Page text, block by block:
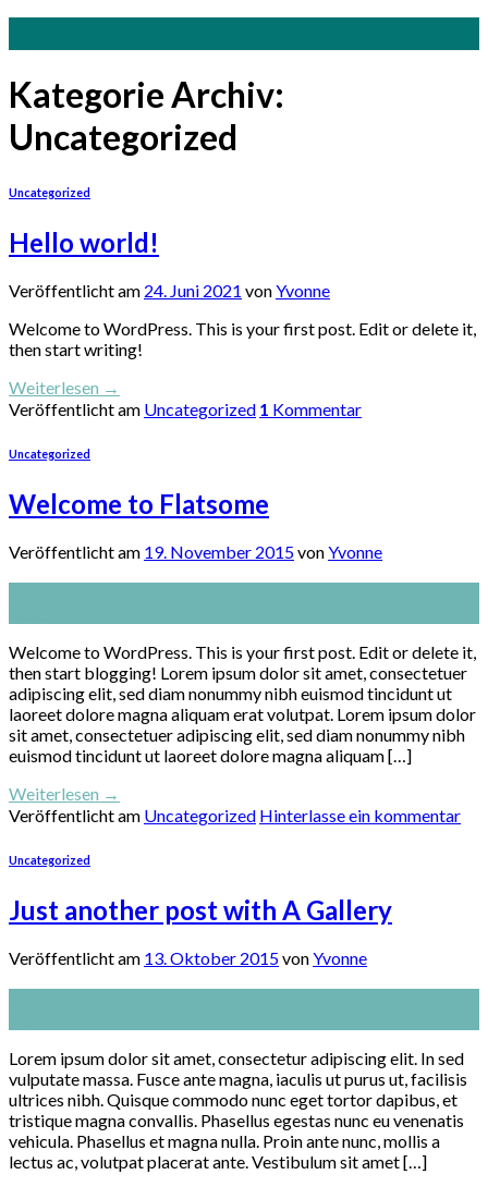
to
Kategorie Archiv:
Uncategorized
Uncategorized
Hello world!
Veröffentlicht am 24. Juni 2021 vonYvonne
Welcome to WordPress. This is your first post. Edit or delete it,
then start writing!
Weiterlesen →
Veröffentlicht am Uncategorized 1 Kommentar
Uncategorized
Welcome to Flatsome
Veröffentlicht am 19. November 2015vonYvonne
Welcome to WordPress. This is your first post. Edit or delete it,
then start blogging! Lorem ipsum dolor sit amet, consectetuer
adipiscing elit, sed diam nonummy nibh euismod tincidunt ut
laoreet dolore magna aliquam erat volutpat. Lorem ipsum dolor
sit amet, consectetuer adipiscing elit, sed diam nonummy nibh
euismod tincidunt ut laoreet dolore magna aliquam […]
Weiterlesen →
Veröffentlicht am Uncategorized Hinterlasse ein kommentar
Uncategorized
Just another post with A Gallery
Veröffentlicht am 13. Oktober 2015vonYvonne
Lorem ipsum dolor sit amet, consectetur adipiscing elit. In sed
vulputate massa. Fusce ante magna, iaculis ut purus ut, facilisis
ultrices nibh. Quisque commodo nunc eget tortor dapibus, et
tristique magna convallis. Phasellus egestas nunc eu venenatis
vehicula. Phasellus et magna nulla. Proin ante nunc, mollis a
lectus ac, volutpat placerat ante. Vestibulum sit amet […]